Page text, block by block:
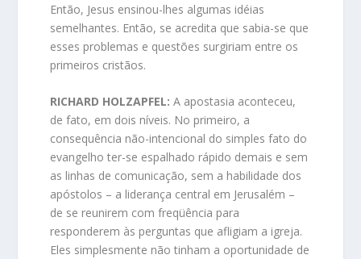
Então, Jesus ensinou-lhes algumas idéias
semelhantes. Então, se acredita que sabia-se que
esses problemas e questões surgiriam entre os
primeiros cristãos.
RICHARD HOLZAPFEL: A apostasia aconteceu,
de fato, em dois níveis. No primeiro, a
consequência não-intencional do simples fato do
evangelho ter-se espalhado rápido demais e sem
as linhas de comunicação, sem a habilidade dos
apóstolos – a liderança central em Jerusalém –
de se reunirem com freqüência para
responderem às perguntas que afligiam a igreja.
Eles simplesmente não tinham a oportunidade de